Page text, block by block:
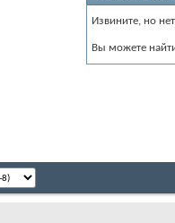
Извините, но
Вы можете